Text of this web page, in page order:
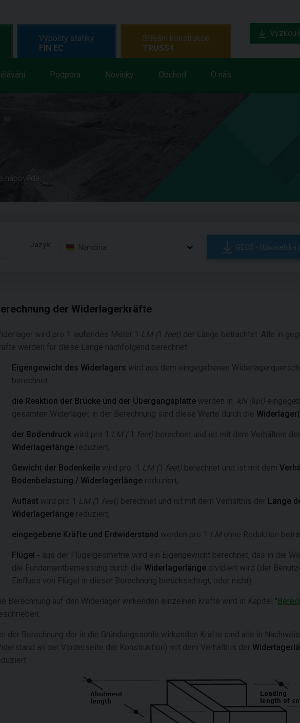
Podpora Novinky Obchod O nás
Výpočty statiky
FIN EC
Střešní konstrukce
TRUSS4
nápověda
Jazyk: Němčina GEO5 - Uživatelská
der Widerlagerkräfte
wird pro 1 laufendes Meter 1 LM(1 feet ) der Länge betrachtet. Alle in
werden für diese Länge nachfolgend berechnet:
Eigengewicht des Widerlagers wird aus dem eingegebenen
berechnet
die Reaktion der Brücke und der Übergangsplatte werden in kN (kpi)
gesamten Widerlager, in der Berechnung sind diese Werte durch die
der Bodendruck wird pro 1 LM ( 1 feet ) berechnet und ist mit dem Verhältnis der
Widerlagerlänge reduziert,
Gewicht der Bodenkeile wird pro 1 LM (1 feet ) berechnet und ist mit dem
Bodenbelastung / Widerlagerlänge reduziert,
Auflast wird pro 1 LM (1 feet ) berechnet und ist mit dem Verhältnis der Länge
Widerlagerlänge reduziert,
eingegebene Kräfte und Erdwiderstand werden pro 1 LMohne Reduktion
Flügel - aus der Flügelgeometrie wird ein Eigengewicht berechnet, das in die
die Fundamentbemessung durch die Widerlagerlänge dividiert wird (der
Einfluss von Flügel in dieser Berechnung berücksichtigt, oder nicht).
Berechnung auf den Widerlager wirkenden einzelnen Kräfte wird in Kapitel "
der Berechnung der in die Gründungssohle wirkenden Kräfte sind alle in
an der Vorderseite der Konstruktion) mit dem Verhältnis der